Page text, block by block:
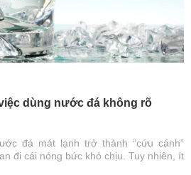
dùng nước đá không rõ
đá mát lạnh trở thành “cứu cánh”
đi cái nóng bức khó chịu. Tuy nhiên, ít